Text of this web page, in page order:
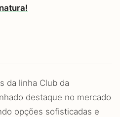
da linha Club da
destaque no mercado
opções sofisticadas e